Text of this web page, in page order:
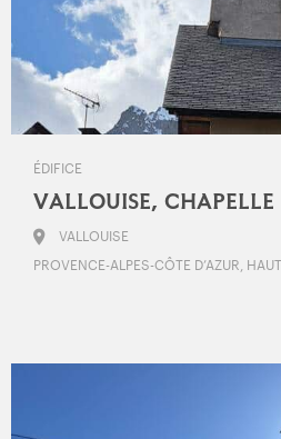
ÉDIFICE
VALLOUISE, CHAPELLE
VALLOUISE
PROVENCE-ALPES-CÔTE D’AZUR,